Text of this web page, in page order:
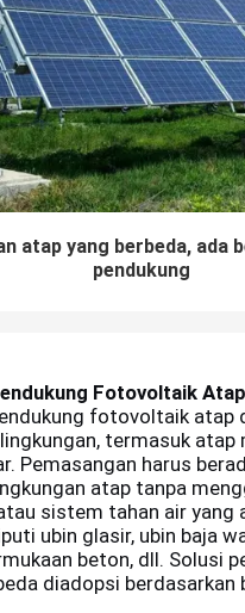
atap yang berbeda, ada
pendukung
Fotovoltaik Atap
fotovoltaik atap
termasuk atap
Pemasangan harus
atap tanpa
sistem tahan air yang
ubin glasir, ubin baja
beton, dll. Solusi
diadopsi berdasarkan